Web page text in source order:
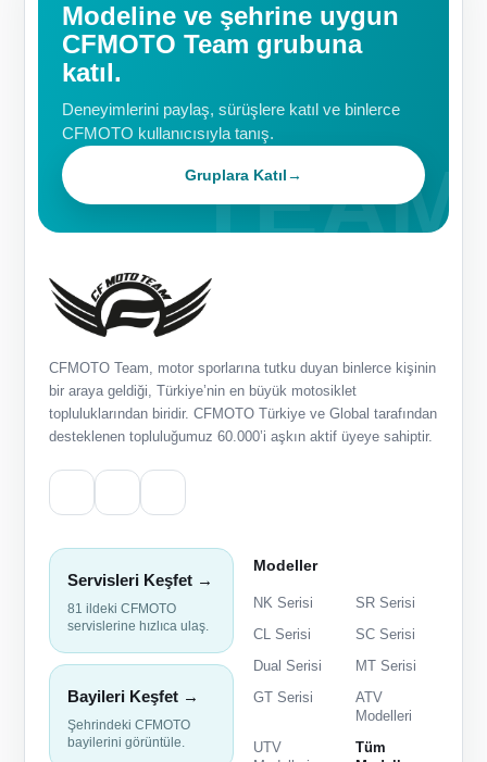
Modeline ve şehrine uygun
CFMOTO Team grubuna
katıl.
Deneyimlerini paylaş, sürüşlere katıl ve binlerce
CFMOTO kullanıcısıyla tanış.
Gruplara Katıl→
CFMOTO Team, motor sporlarına tutku duyan binlerce kişinin
bir araya geldiği, Türkiye’nin en büyük motosiklet
topluluklarından biridir. CFMOTO Türkiye ve Global tarafından
desteklenen topluluğumuz 60.000’i aşkın aktif üyeye sahiptir.
Servisleri Keşfet →
81 ildeki CFMOTO
servislerine hızlıca ulaş.
Bayileri Keşfet →
Şehrindeki CFMOTO
bayilerini görüntüle.
Modeller
NK Serisi
SR Serisi
CL Serisi
SC Serisi
Dual Serisi
MT Serisi
GT Serisi
ATV
Modelleri
UTV
Tüm